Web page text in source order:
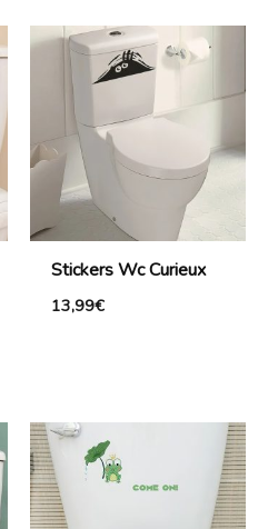
Stickers Wc Curieux
13,99€